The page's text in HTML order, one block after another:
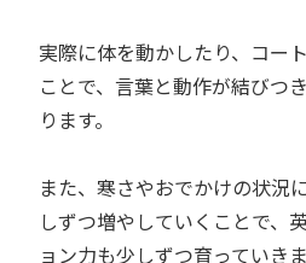
実際に体を動かしたり、コー
ことで、言葉と動作が結びつ
ります。
また、寒さやおでかけの状況
しずつ増やしていくことで、
ョン力も少しずつ育っていきま